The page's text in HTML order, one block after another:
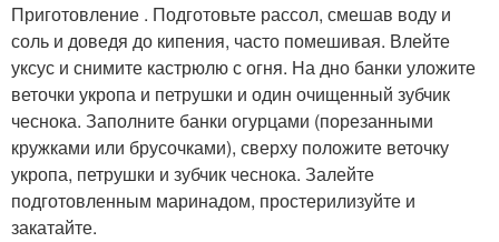
Приготовление . Подготовьте рассол, смешав воду и
соль и доведя до кипения, часто помешивая. Влейте
уксус и снимите кастрюлю с огня. На дно банки уложите
веточки укропа и петрушки и один очищенный зубчик
чеснока. Заполните банки огурцами (порезанными
кружками или брусочками), сверху положите веточку
укропа, петрушки и зубчик чеснока. Залейте
подготовленным маринадом, простерилизуйте и
закатайте.